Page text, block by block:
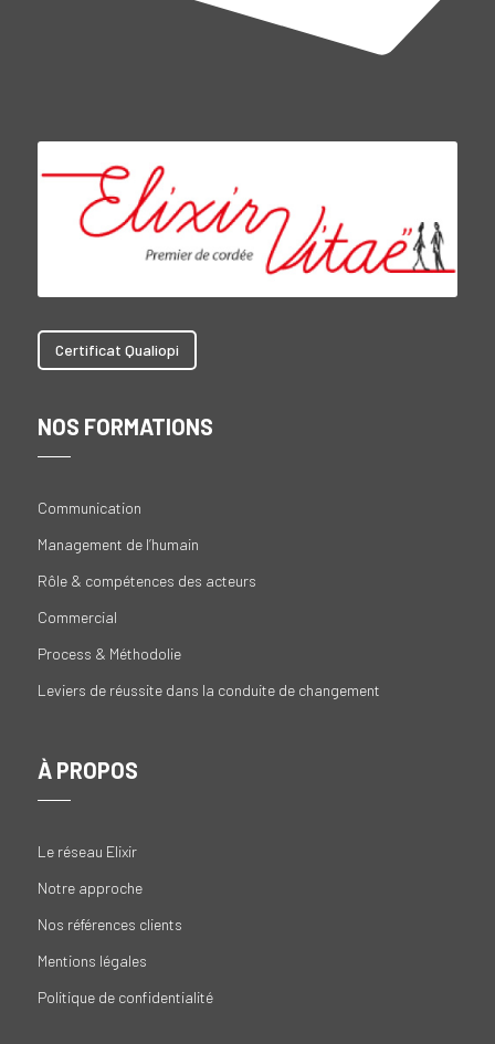
Certificat Qualiopi
NOS FORMATIONS
Communication
Management de l’humain
Rôle & compétences des acteurs
Commercial
Process & Méthodolie
Leviers de réussite dans la conduite de changement
À PROPOS
Le réseau Elixir
Notre approche
Nos références clients
Mentions légales
Politique de confidentialité